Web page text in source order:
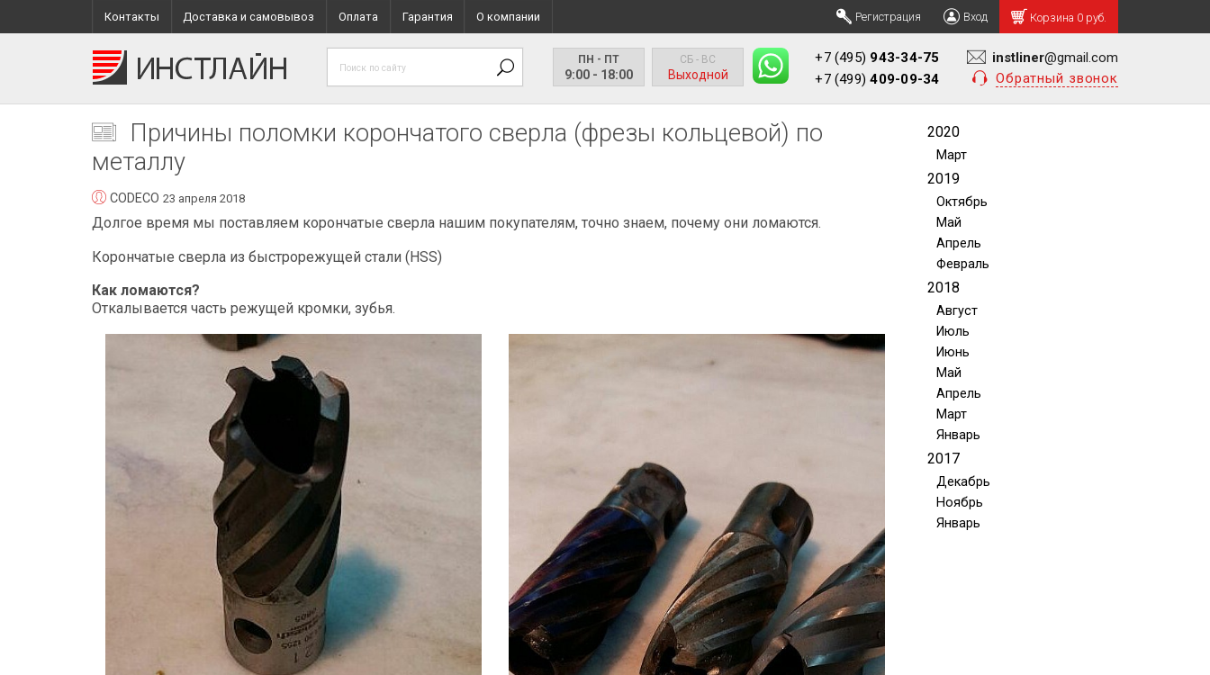
Контакты Доставка и самовывоз Оплата Гарантия О компании Регистрация Вход Корзина 0 руб.
ПН - ПТ
9:00 - 18:00
СБ - ВС
Выходной
+7 (495) 943-34-75
+7 (499)409-09-34
instliner@gmail.com
Обратный звонок
Причины поломки корончатого сверла (фрезы кольцевой) по
металлу
CODECO 23 апреля 2018
Долгое время мы поставляем корончатые сверла нашим покупателям, точно знаем, почему они ломаются.
Корончатые сверла из быстрорежущей стали (HSS)
Как ломаются?
Откалывается часть режущей кромки, зубья.
2020
Март
2019
Октябрь
Май
Апрель
Февраль
2018
Август
Июль
Июнь
Май
Апрель
Март
Январь
2017
Декабрь
Ноябрь
Январь